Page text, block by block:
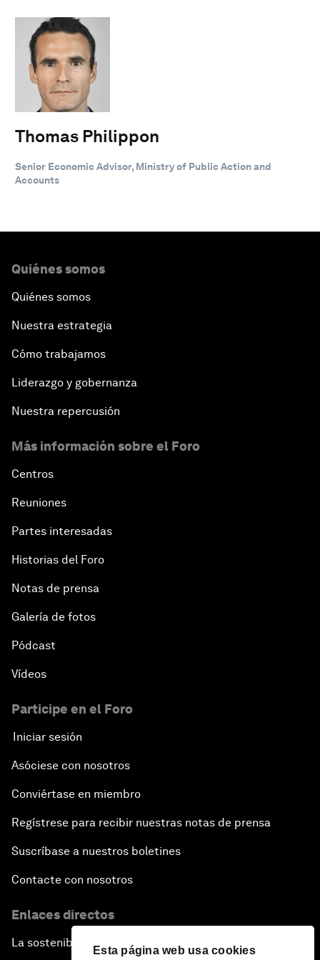
Esta página web usa cookies
Thomas Philippon
Senior Economic Advisor, Ministry of Public Action and
Accounts
Quiénes somos
Quiénes somos
Nuestra estrategia
Cómo trabajamos
Liderazgo y gobernanza
Nuestra repercusión
Más información sobre el Foro
Centros
Reuniones
Partes interesadas
Historias del Foro
Notas de prensa
Galería de fotos
Pódcast
Vídeos
Participe en el Foro
Iniciar sesión
Asóciese con nosotros
Conviértase en miembro
Regístrese para recibir nuestras notas de prensa
Suscríbase a nuestros boletines
Contacte con nosotros
Enlaces directos
La sostenibilidad en el Foro